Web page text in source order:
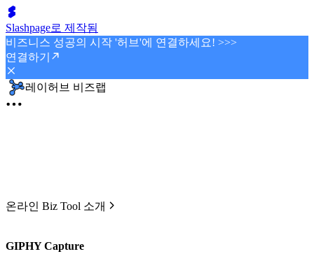
Slashpage로 제작됨
비즈니스 성공의 시작 '허브'에 연결하세요! >>>
연결하기
레이허브 비즈랩
온라인 Biz Tool 소개
GIPHY Capture